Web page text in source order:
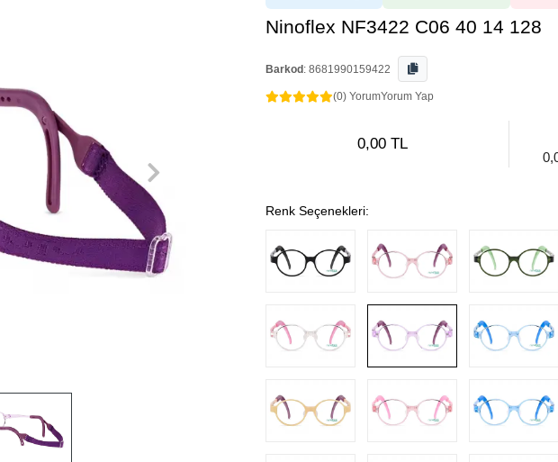
Ninoflex NF3422 C06 40 14 128
Barkod : 8681990159422
(0) YorumYorum Yap
0,00 TL
Renk Seçenekleri: